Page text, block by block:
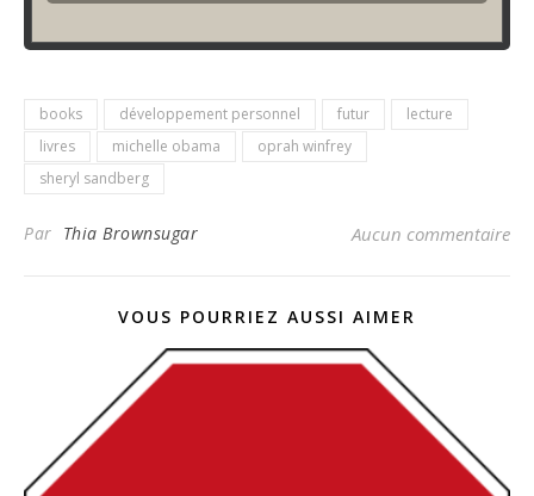
books développement personnel futur
lecture
livres
michelle obama
oprah winfrey
sheryl sandberg
Par Thia Brownsugar Aucun commentaire
VOUS POURRIEZ AUSSI AIMER